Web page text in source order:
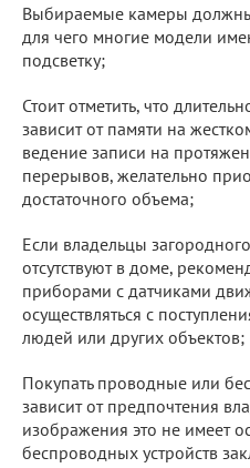
Выбираемые камеры
для чего многие модели
подсветку;
Стоит отметить, что
зависит от памяти на
ведение записи на
перерывов, желательно
достаточного объема;
Если владельцы
отсутствуют в доме,
приборами с датчиками
осуществляться с
людей или других объектов;
Покупать проводные или
зависит от предпочтения
изображения это не имеет
беспроводных устройств